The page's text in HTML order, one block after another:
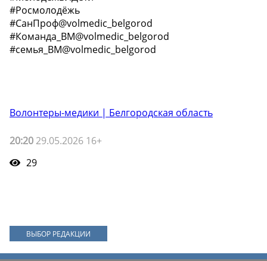
#Росмолодёжь
#СанПроф@volmedic_belgorod
#Команда_BM@volmedic_belgorod
#семья_BM@volmedic_belgorod
Волонтеры-медики | Белгородская область
20:20 29.05.2026 16+
29
ВЫБОР РЕДАКЦИИ